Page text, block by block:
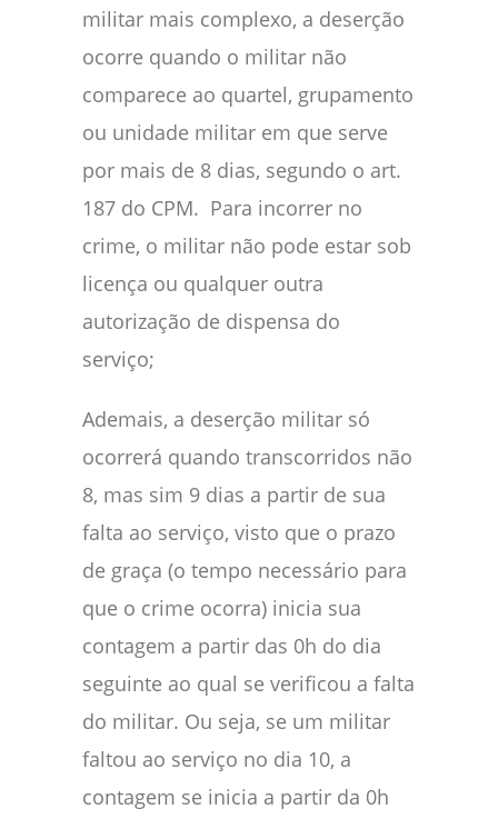
militar mais complexo, a deserção
ocorre quando o militar não
comparece ao quartel, grupamento
ou unidade militar em que serve
por mais de 8 dias, segundo o art.
187 do CPM. Para incorrer no
crime, o militar não pode estar sob
licença ou qualquer outra
autorização de dispensa do
serviço;
Ademais, a deserção militar só
ocorrerá quando transcorridos não
8, mas sim 9 dias a partir de sua
falta ao serviço, visto que o prazo
de graça (o tempo necessário para
que o crime ocorra) inicia sua
contagem a partir das 0h do dia
seguinte ao qual se verificou a falta
do militar. Ou seja, se um militar
faltou ao serviço no dia 10, a
contagem se inicia a partir da 0h